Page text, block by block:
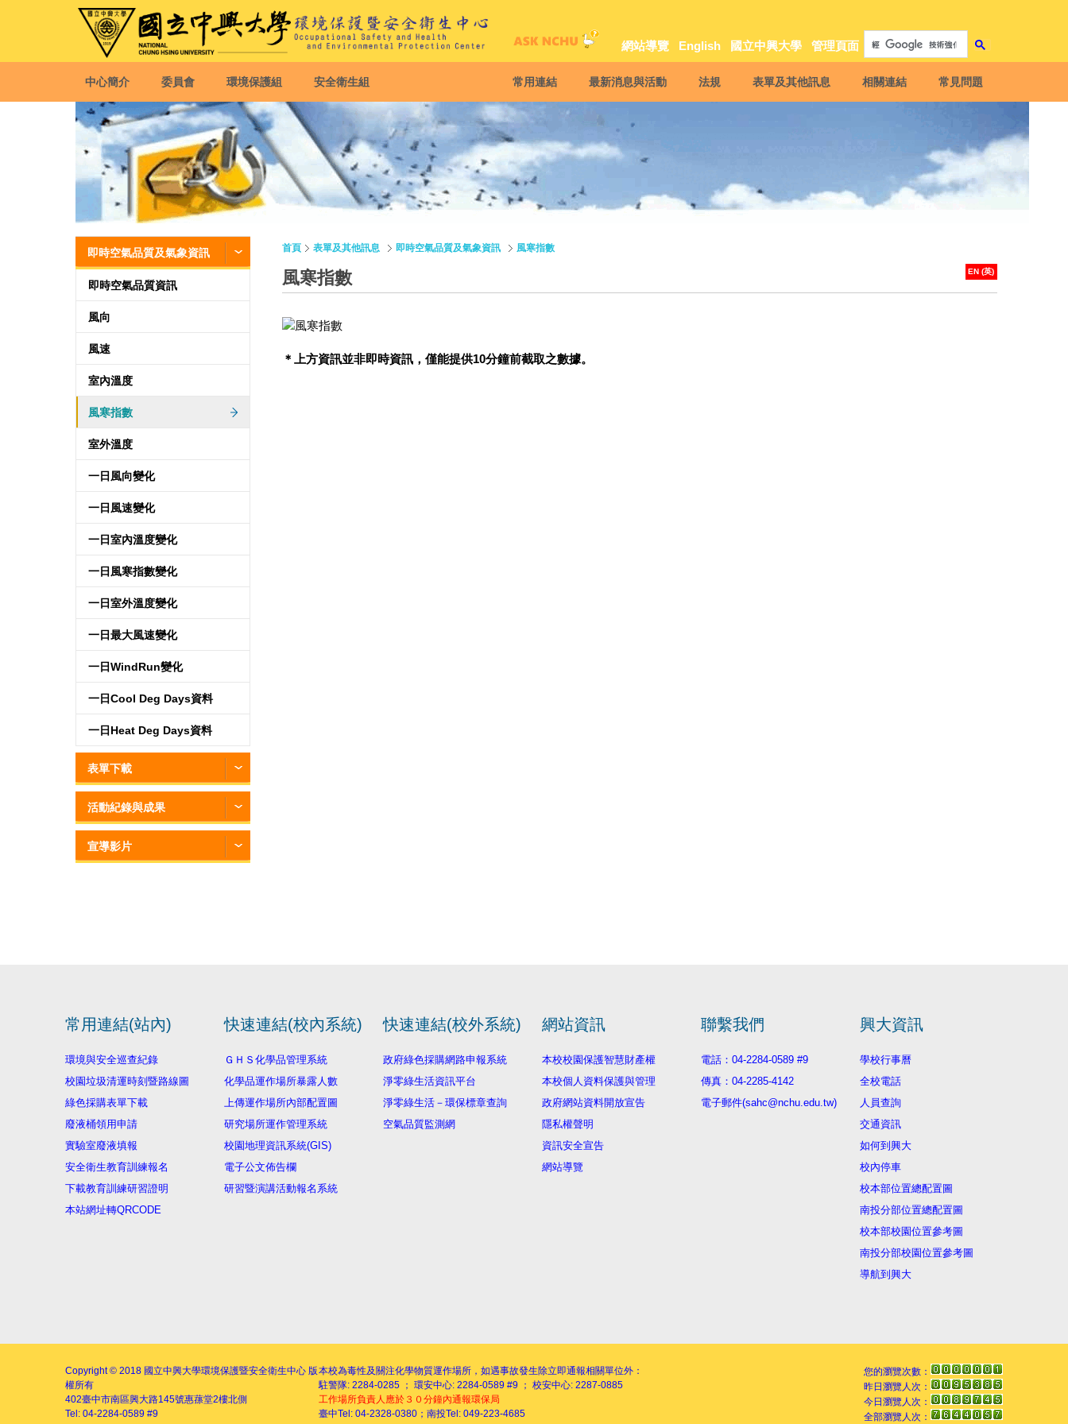
網站導覽 English 國立中興大學 管理頁面
中心簡介 委員會 環境保護組 安全衛生組 常用連結 最新消息與活動 法規 表單及其他訊息 相關連結 常見問題
即時空氣品質及氣象資訊
即時空氣品質資訊
風向
風速
室內溫度
風寒指數
室外溫度
一日風向變化
一日風速變化
一日室內溫度變化
一日風寒指數變化
一日室外溫度變化
一日最大風速變化
一日WindRun變化
一日Cool Deg Days資料
一日Heat Deg Days資料
表單下載
活動紀錄與成果
宣導影片
首頁 表單及其他訊息 即時空氣品質及氣象資訊 風寒指數
EN (英)
風寒指數
＊上方資訊並非即時資訊，僅能提供10分鐘前截取之數據。
常用連結(站內)
環境與安全巡查紀錄
校園垃圾清運時刻暨路線圖
綠色採購表單下載
廢液桶領用申請
實驗室廢液填報
安全衛生教育訓練報名
下載教育訓練研習證明
本站網址轉QRCODE
快速連結(校內系統)
ＧＨＳ化學品管理系統
化學品運作場所暴露人數
上傳運作場所內部配置圖
研究場所運作管理系統
校園地理資訊系統(GIS)
電子公文佈告欄
研習暨演講活動報名系統
快速連結(校外系統)
政府綠色採購網路申報系統
淨零綠生活資訊平台
淨零綠生活－環保標章查詢
空氣品質監測網
網站資訊
本校校園保護智慧財產權
本校個人資料保護與管理
政府網站資料開放宣告
隱私權聲明
資訊安全宣告
網站導覽
聯繫我們
電話：04-2284-0589 #9
傳真：04-2285-4142
電子郵件(sahc@nchu.edu.tw)
興大資訊
學校行事曆
全校電話
人員查詢
交通資訊
如何到興大
校內停車
校本部位置總配置圖
南投分部位置總配置圖
校本部校園位置參考圖
南投分部校園位置參考圖
導航到興大
Copyright © 2018 國立中興大學環境保護暨安全衛生中心 版
權所有
402臺中市南區興大路145號惠蓀堂2樓北側
Tel: 04-2284-0589 #9
本校為毒性及關注化學物質運作場所，如遇事故發生除立即通報相關單位外：
駐警隊: 2284-0285 ； 環安中心: 2284-0589 #9 ； 校安中心: 2287-0885
工作場所負責人應於３０分鐘內通報環保局
臺中Tel: 04-2328-0380；南投Tel: 049-223-4685
您的瀏覽次數：
昨日瀏覽人次：
今日瀏覽人次：
全部瀏覽人次：